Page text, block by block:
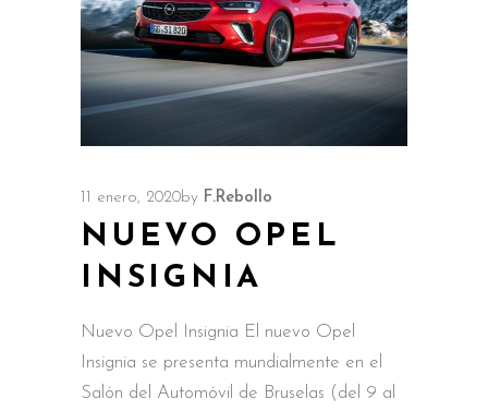
11 enero, 2020by F.Rebollo
NUEVO OPEL
INSIGNIA
Nuevo Opel Insignia El nuevo Opel
Insignia se presenta mundialmente en el
Salón del Automóvil de Bruselas (del 9 al